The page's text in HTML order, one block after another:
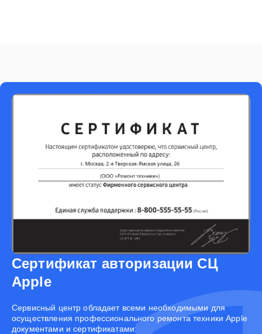
Сертификат авторизации СЦ
Apple
Cервисный центр обладает всеми необходимыми для
осуществления профессионального ремонта техники Apple
документами и сертификатами: